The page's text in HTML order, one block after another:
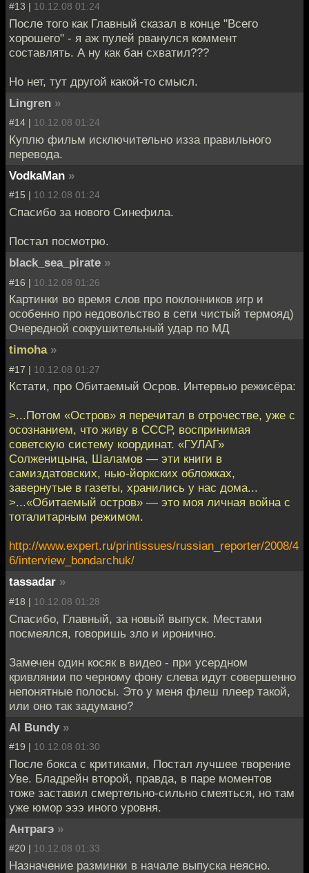
#13 | 10.12.08 01:24
После того как Главный сказал в конце "Всего
хорошего" - я аж пулей рванулся коммент
составлять. А ну как бан схватил???
Но нет, тут другой какой-то смысл.
Lingren »
#14 | 10.12.08 01:24
Куплю фильм исключительно изза правильного
перевода.
VodkaMan »
#15 | 10.12.08 01:24
Cпасибо за нового Синефила.
Постал посмотрю.
black_sea_pirate »
#16 | 10.12.08 01:26
Картинки во время слов про поклонников игр и
особенно про недовольство в сети чистый термояд)
Очередной сокрушительный удар по МД
timoha »
#17 | 10.12.08 01:27
Кстати, про Обитаемый Осров. Интервью режисёра:
>...Потом «Остров» я перечитал в отрочестве, уже с
осознанием, что живу в СССР, воспринимая
советскую систему координат. «ГУЛАГ»
Солженицына, Шаламов — эти книги в
самиздатовских, нью-йоркских обложках,
завернутые в газеты, хранились у нас дома...
>...«Обитаемый остров» — это моя личная война с
тоталитарным режимом.
http://www.expert.ru/printissues/russian_reporter/2008/4
6/interview_bondarchuk/
tassadar »
#18 | 10.12.08 01:28
Спасибо, Главный, за новый выпуск. Местами
посмеялся, говоришь зло и иронично.
Замечен один косяк в видео - при усердном
кривлянии по черному фону слева идут совершенно
непонятные полосы. Это у меня флеш плеер такой,
или оно так задумано?
Al Bundy »
#19 | 10.12.08 01:30
После бокса с критиками, Постал лучшее творение
Уве. Бладрейн второй, правда, в паре моментов
тоже заставил смертельно-сильно смеяться, но там
уже юмор эээ иного уровня.
Антрагэ »
#20 | 10.12.08 01:33
Назначение разминки в начале выпуска неясно.